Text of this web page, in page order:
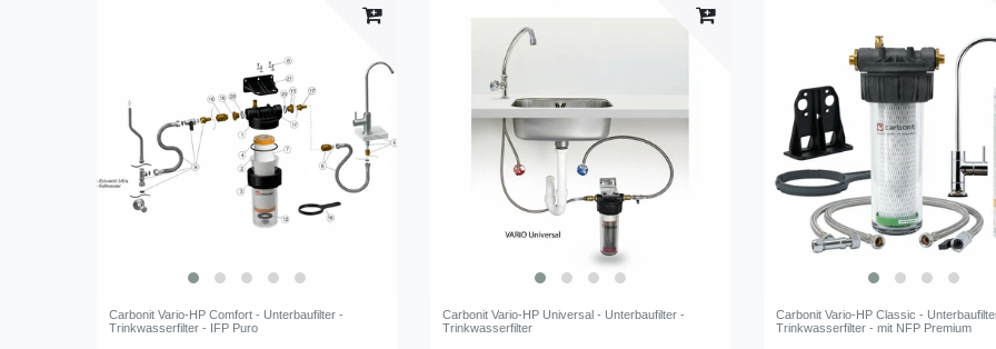
Carbonit Vario-HP Comfort - Unterbaufilter -
Trinkwasserfilter - IFP Puro
Carbonit Vario-HP Universal - Unterbaufilter -
Trinkwasserfilter
Carbonit Vario-HP Classic -
Trinkwasserfilter - mit NFP Premium